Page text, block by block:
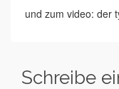
und zum video: der
Schreibe